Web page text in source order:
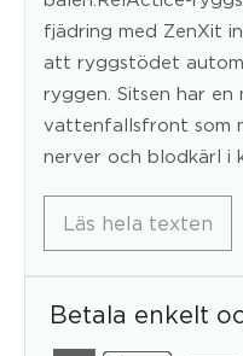
fjädring med ZenXit
att ryggstödet
ryggen. Sitsen har en
vattenfallsfront som
nerver och blodkärl i
Läs hela texten
Betala enkelt